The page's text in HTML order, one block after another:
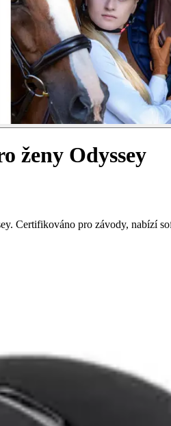
ženy Odyssey
Certifikováno pro závody, nabízí